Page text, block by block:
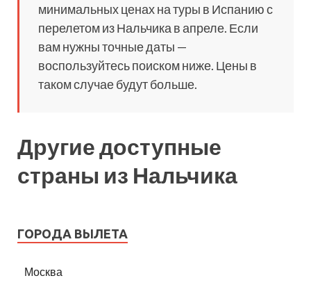
минимальных ценах на туры в Испанию с
перелетом из Нальчика в апреле. Если
вам нужны точные даты —
воспользуйтесь поиском ниже. Цены в
таком случае будут больше.
Другие доступные
страны из Нальчика
ГОРОДА ВЫЛЕТА
Москва